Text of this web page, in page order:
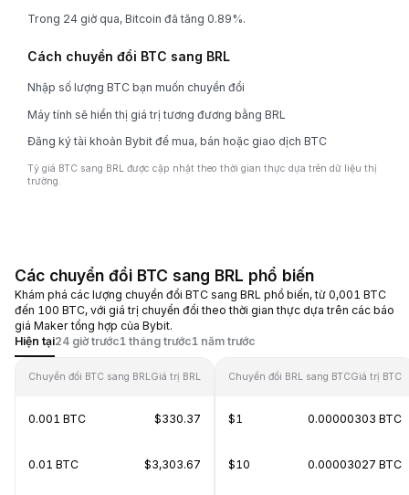
Trong 24 giờ qua, Bitcoin đã tăng 0.89%.
Cách chuyển đổi BTC sang BRL
Nhập số lượng BTC bạn muốn chuyển đổi
Máy tính sẽ hiển thị giá trị tương đương bằng BRL
Đăng ký tài khoản Bybit để mua, bán hoặc giao dịch BTC
Tỷ giá BTC sang BRL được cập nhật theo thời gian thực dựa trên dữ liệu thị
trường.
Các chuyển đổi BTC sang BRL phổ biến
Khám phá các lượng chuyển đổi BTC sang BRL phổ biến, từ 0,001 BTC
đến 100 BTC, với giá trị chuyển đổi theo thời gian thực dựa trên các báo
giá Maker tổng hợp của Bybit.
Hiện tại24 giờ trước1 tháng trước1 năm trước
Chuyển đổi BTC sang BRLGiá trị BRL
0.001 BTC $330.37
0.01 BTC $3,303.67
Chuyển đổi BRL sang BTCGiá trị BTC
$1 0.00000303 BTC
$10 0.00003027 BTC